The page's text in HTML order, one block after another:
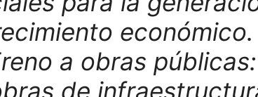
económico.
a obras
de